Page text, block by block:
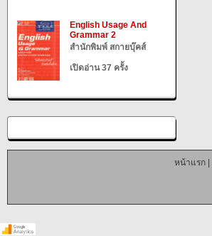
English Usage And
Grammar 2
สำนักพิมพ์ สกายบุ๊คส์
เปิดอ่าน 37 ครั้ง
หน้าแรก|